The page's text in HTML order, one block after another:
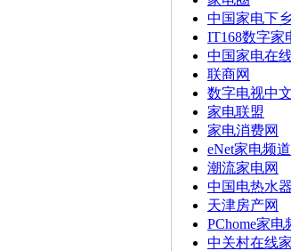
中国家电下
IT168数字家
中国家电在
联商网
数字电视中
家电联盟
家电消费网
eNet家电频道
潮流家电网
中国电热水
天津房产网
PChome家电
中关村在线